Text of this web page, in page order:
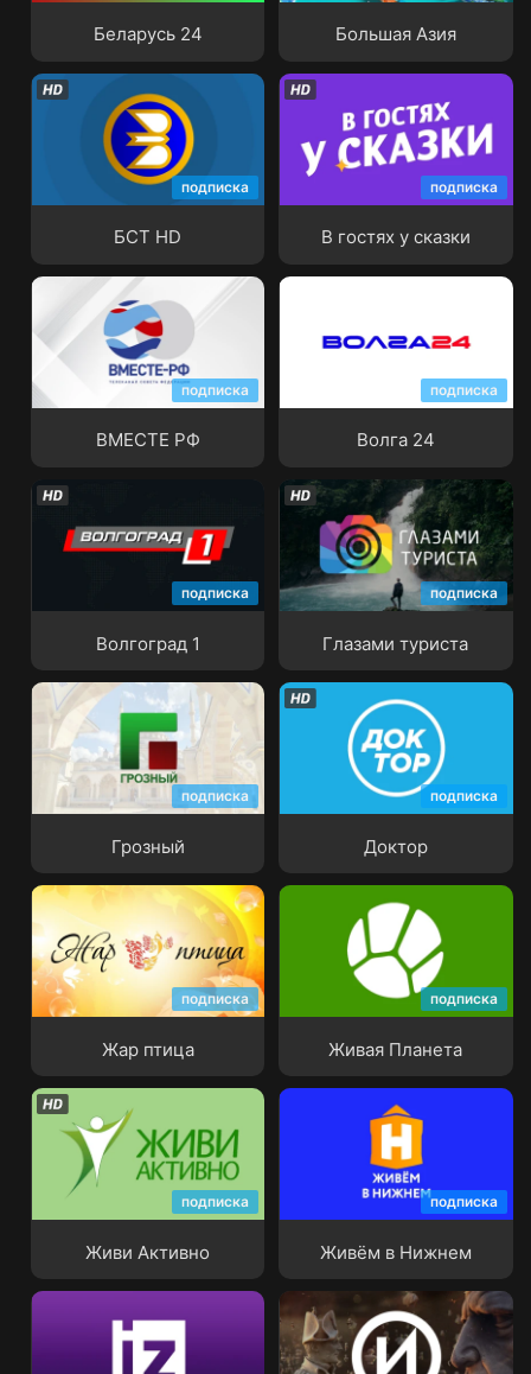
Беларусь 24 Большая Азия
подписка
БСТ HD
подписка
В гостях у сказки
подписка
ВМЕСТЕ РФ
ВМЕСТЕ РФ
подписка
Волга 24
подписка
Волгоград 1
подписка
Глазами туриста
Глазами туриста
подписка
Грозный
Грозный
подписка
Доктор
подписка
Жар птица
Жар птица
подписка
Живая Планета
Живая Планета
подписка
Живи Активно
подписка
Живём в Нижнем
Живём в Нижнем